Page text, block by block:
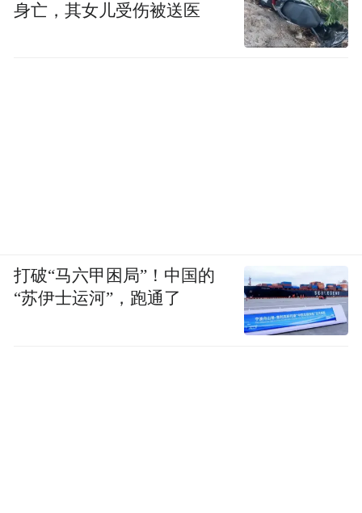
身亡，其女儿受伤被送医
打破“马六甲困局”！中国的
“苏伊士运河”，跑通了